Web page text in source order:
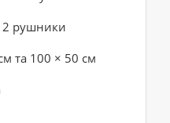
2 рушники
та 100 × 50 см